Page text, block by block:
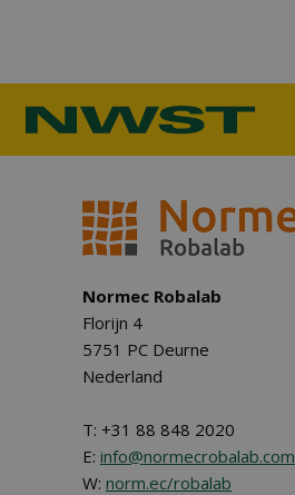
Normec Robalab
Florijn 4
5751 PC Deurne
Nederland
T: +31 88 848 2020
E: info@normecrobalab.com
W: norm.ec/robalab